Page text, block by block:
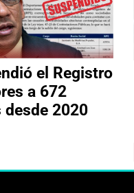
el Registro
a 672
2020